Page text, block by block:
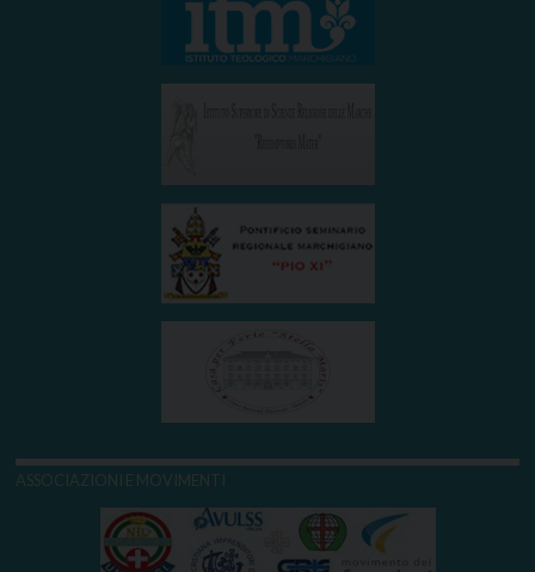
ASSOCIAZIONI E MOVIMENTI